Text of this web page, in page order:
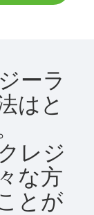
ーラ
はと
レジ
な方
とが